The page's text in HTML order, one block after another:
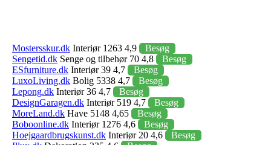
Mostersskur.dk Interiør 1263 4,9
Besøg
Sengetid.dk Senge og tilbehør 70 4,8
Besøg
ESfurniture.dk Interiør 39 4,7
Besøg
LuxoLiving.dk Bolig 5338 4,7
Besøg
Lepong.dk Interiør 36 4,7
Besøg
DesignGaragen.dk Interiør 519 4,7
Besøg
MoreLand.dk Have 5148 4,65
Besøg
Boboonline.dk Interiør 1276 4,6
Besøg
Hoejgaardbrugskunst.dk Interiør 20 4,6
Besøg